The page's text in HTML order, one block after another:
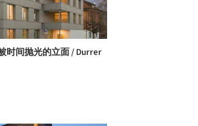
时间抛光的立面 / Durrer